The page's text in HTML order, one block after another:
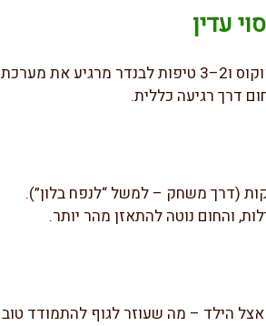
עדין
עיסוי כפות הרגליים או הידיים עם מעט שמן קוקוס ו2–3 טיפות לבנדר מרגיע את מערכת
דרך רגיעה כללית.
(דרך משחק – למשל “לנפח בלון”).
והחום נוטה להתאזן מהר יותר.
אצל הילד – מה שעוזר לגוף להתמודד טוב